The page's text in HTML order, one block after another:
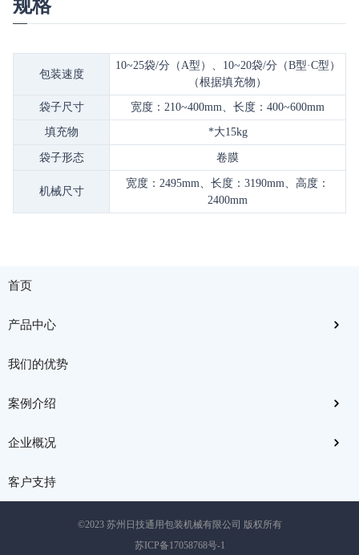
规格
包装速度
10~25袋/分（ A型 ） 10~20袋/分（B型·C型 ）
（根据填充物）
袋子尺寸 宽度： 210~400mm、长度： 400~600mm
填充物 *大15kg
袋子形态 卷膜
机械尺寸
宽度： 2495mm、长度： 3190mm、高度：
2400mm
首页
产品中心
我们的优势
案例介绍
企业概况
客户支持
©2023 苏州日技通用包装机械有限公司 版权所有
苏ICP备17058768号-1